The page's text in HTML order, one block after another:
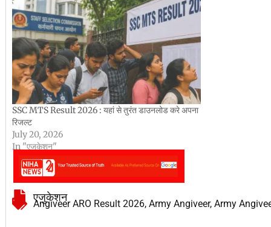
SSC MTS Result 2026 : यहां से तुरंत डाउनलोड करे अपना
रिजल्ट
July 20, 2026
In "एजुकेशन"
एजुकेशन
Angiveer ARO Result 2026, Army Angiveer, Army